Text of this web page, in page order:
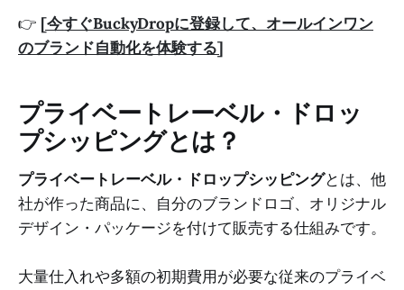
👉 [今すぐBuckyDropに登録して、オールインワン
のブランド自動化を体験する]
プライベートレーベル・ドロッ
プシッピングとは？
プライベートレーベル・ドロップシッピングとは、他
社が作った商品に、自分のブランドロゴ、オリジナル
デザイン・パッケージを付けて販売する仕組みです。
大量仕入れや多額の初期費用が必要な従来のプライベ